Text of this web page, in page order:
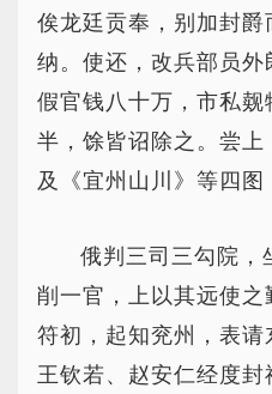
俟龙廷贡奉，别加封爵
纳。使还，改兵部员外
假官钱八十万，市私
半，馀皆诏除之。尝上
及《宜州山川》等四图
俄判三司三勾院，
削一官，上以其远使
符初，起知兖州，表
王钦若、赵安仁经度